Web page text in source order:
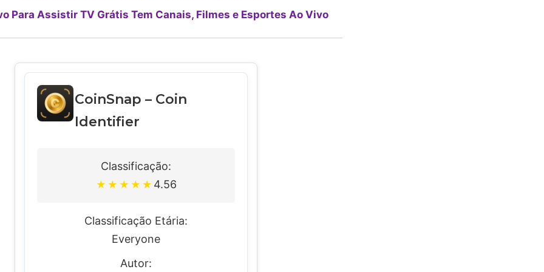
Para Assistir TV Grátis Tem Canais, Filmes e Esportes Ao Vivo
CoinSnap – Coin
Identifier
Classificação:
★ ★ ★ ★ ★ 4.56
Classificação Etária:
Everyone
Autor: